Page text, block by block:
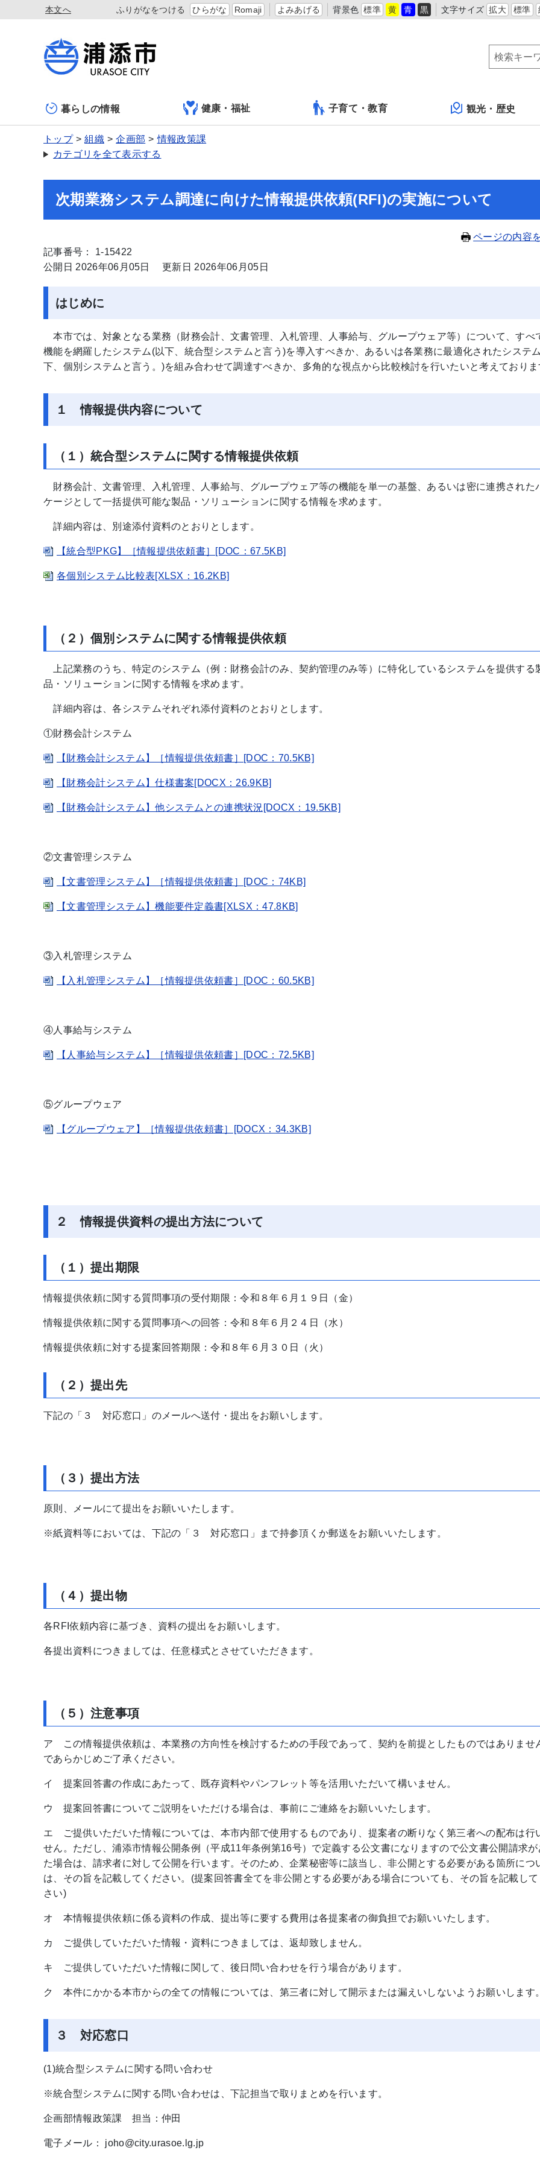
本文へ ふりがなをつける ひらがな Romaji よみあげる 背景色 標準 黄 青 黒 文字サイズ 拡大 標準
暮らしの情報 健康・福祉 子育て・教育 観光・歴史
トップ 組織 企画部
情報政策課
カテゴリを全て表示する
次期業務システム調達に向けた情報提供依頼(RFI)の実施について
ページの内容
記事番号： 1-15422
公開日 2026年06月05日
更新日 2026年06月05日
はじめに
本市では、対象となる業務（財務会計、文書管理、入札管理、人事給与、グループウェア等）について、すべ
機能を網羅したシステム(以下、統合型システムと言う)を導入すべきか、あるいは各業務に最適化されたシステ
下、個別システムと言う。)を組み合わせて調達すべきか、多角的な視点から比較検討を行いたいと考えており
１ 情報提供内容について
（１）統合型システムに関する情報提供依頼
財務会計、文書管理、入札管理、人事給与、グループウェア等の機能を単一の基盤、あるいは密に連携された
ケージとして一括提供可能な製品・ソリューションに関する情報を求めます。
詳細内容は、別途添付資料のとおりとします。
【統合型PKG】［情報提供依頼書］[DOC：67.5KB]
各個別システム比較表[XLSX：16.2KB]
（２）個別システムに関する情報提供依頼
上記業務のうち、特定のシステム（例：財務会計のみ、契約管理のみ等）に特化しているシステムを提供する
品・ソリューションに関する情報を求めます。
詳細内容は、各システムそれぞれ添付資料のとおりとします。
①財務会計システム
【財務会計システム】［情報提供依頼書］[DOC：70.5KB]
【財務会計システム】仕様書案[DOCX：26.9KB]
【財務会計システム】他システムとの連携状況[DOCX：19.5KB]
②文書管理システム
【文書管理システム】［情報提供依頼書］[DOC：74KB]
【文書管理システム】機能要件定義書[XLSX：47.8KB]
③入札管理システム
【入札管理システム】［情報提供依頼書］[DOC：60.5KB]
④人事給与システム
【人事給与システム】［情報提供依頼書］[DOC：72.5KB]
⑤グループウェア
【グループウェア】［情報提供依頼書］[DOCX：34.3KB]
２ 情報提供資料の提出方法について
（１）提出期限
情報提供依頼に関する質問事項の受付期限：令和８年６月１９日（金）
情報提供依頼に関する質問事項への回答：令和８年６月２４日（水）
情報提供依頼に対する提案回答期限：令和８年６月３０日（火）
（２）提出先
下記の「３ 対応窓口」のメールへ送付・提出をお願いします。
（３）提出方法
原則、メールにて提出をお願いいたします。
※紙資料等においては、下記の「３ 対応窓口」まで持参頂くか郵送をお願いいたします。
（４）提出物
各RFI依頼内容に基づき、資料の提出をお願いします。
各提出資料につきましては、任意様式とさせていただきます。
（５）注意事項
ア この情報提供依頼は、本業務の方向性を検討するための手段であって、契約を前提としたものではありませ
であらかじめご了承ください。
イ 提案回答書の作成にあたって、既存資料やパンフレット等を活用いただいて構いません。
ウ 提案回答書についてご説明をいただける場合は、事前にご連絡をお願いいたします。
エ ご提供いただいた情報については、本市内部で使用するものであり、提案者の断りなく第三者への配布は行
せん。ただし、浦添市情報公開条例（平成11年条例第16号）で定義する公文書になりますので公文書公開請求が
た場合は、請求者に対して公開を行います。そのため、企業秘密等に該当し、非公開とする必要がある箇所につ
は、その旨を記載してください。(提案回答書全てを非公開とする必要がある場合についても、その旨を記載し
さい)
オ 本情報提供依頼に係る資料の作成、提出等に要する費用は各提案者の御負担でお願いいたします。
カ ご提供していただいた情報・資料につきましては、返却致しません。
キ ご提供していただいた情報に関して、後日問い合わせを行う場合があります。
ク 本件にかかる本市からの全ての情報については、第三者に対して開示または漏えいしないようお願いします
３ 対応窓口
(1)統合型システムに関する問い合わせ
※統合型システムに関する問い合わせは、下記担当で取りまとめを行います。
企画部情報政策課 担当：仲田
電子メール： joho@city.urasoe.lg.jp